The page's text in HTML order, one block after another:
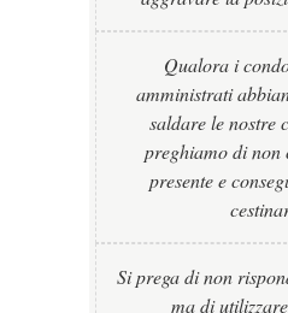
Qualora i
amministrati
saldare le nostre
preghiamo di non
presente e
Si prega di non
ma di